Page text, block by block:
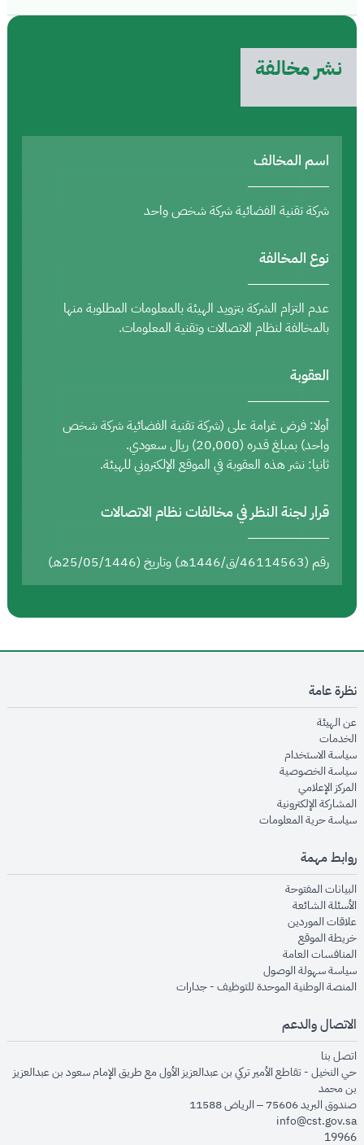
نشر مخالفة
اسم المخالف
شركة تقنية الفضائية شركة شخص واحد
نوع المخالفة
عدم التزام الشركة بتزويد الهيئة بالمعلومات المطلوبة منها
بالمخالفة لنظام الاتصالات وتقنية المعلومات.
العقوبة
أولا: فرض غرامة على (شركة تقنية الفضائية شركة شخص
واحد) بمبلغ قدره (20,000) ريال سعودي.
ثانيا: نشر هذه العقوبة في الموقع الإلكتروني للهيئة.
قرار لجنة النظر في مخالفات نظام الاتصالات
رقم (46114563/ق/1446هـ) وتاريخ (25/05/1446هـ)
نظرة عامة
عن الهيئةopens in new window
الخدماتopens in new window
سياسة الاستخدام
سياسة الخصوصيةopens in new window
المركز الإعلاميopens in new window
المشاركة الإلكترونيةopens in new window
سياسة حرية المعلوماتopens in new window
روابط مهمة
البيانات المفتوحةopens in new window
الأسئلة الشائعةopens in new window
علاقات الموردينopens in new window
خريطة الموقعopens in new window
المنافسات العامةopens in new window
سياسة سهولة الوصولopens in new window
المنصة الوطنية الموحدة للتوظيف - جداراتopens in new window
الاتصال والدعم
اتصل بنا
حي النخيل - تقاطع الأمير تركي بن عبدالعزيز الأول مع طريق الإمام سعود بن عبدالعزيز
بن محمد
صندوق البريد 75606 – الرياض 11588
info@cst.gov.sa
19966